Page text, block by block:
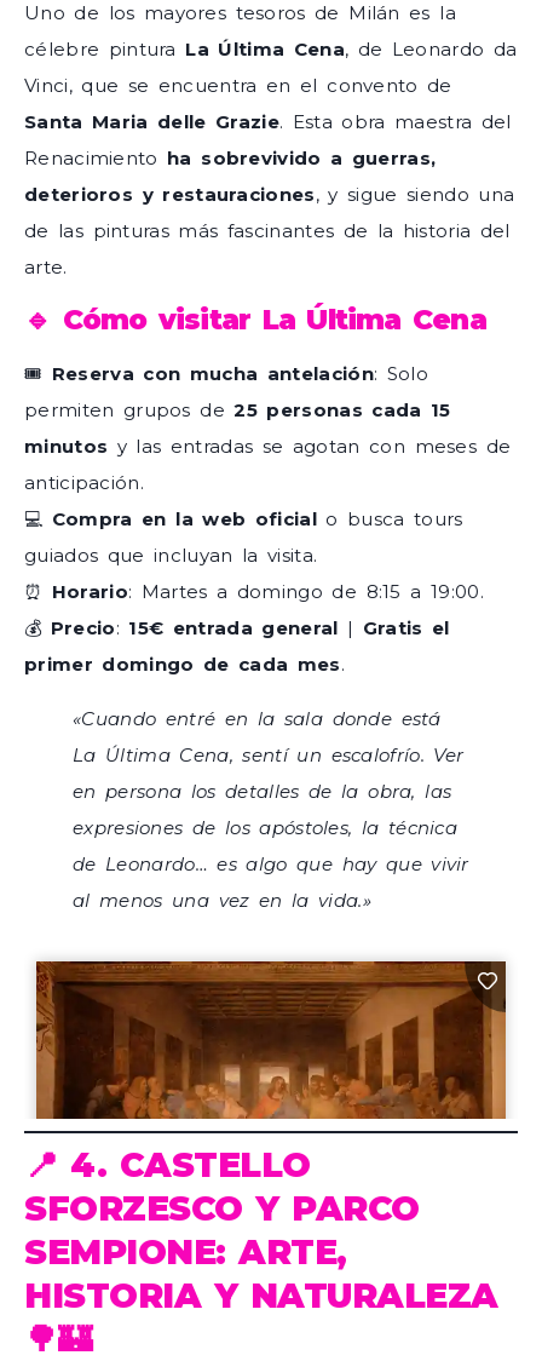
Uno de los mayores tesoros de Milán es la
célebre pintura La Última Cena, de Leonardo da
Vinci, que se encuentra en el convento de
Santa Maria delle Grazie. Esta obra maestra del
Renacimiento ha sobrevivido a guerras,
deterioros y restauraciones, y sigue siendo una
de las pinturas más fascinantes de la historia del
arte.
🔹 Cómo visitar La Última Cena
🎟 Reserva con mucha antelación: Solo
permiten grupos de25 personas cada 15
minutos y las entradas se agotan con meses de
anticipación.
💻 Compra en la web oficialo busca tours
guiados que incluyan la visita.
⏰ Horario: Martes a domingo de 8:15 a 19:00.
💰 Precio: 15€ entrada general | Gratis el
primer domingo de cada mes.
«Cuando entré en la sala donde está
La Última Cena, sentí un escalofrío. Ver
en persona los detalles de la obra, las
expresiones de los apóstoles, la técnica
de Leonardo… es algo que hay que vivir
al menos una vez en la vida.»
📍 4. CASTELLO
SFORZESCO Y PARCO
SEMPIONE: ARTE,
HISTORIA Y NATURALEZA
🌳🏰